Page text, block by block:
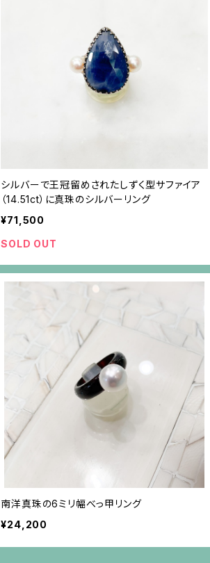
シルバーで王冠留めされたしずく型サファイア
（14.51ct）に真珠のシルバーリング
¥71,500
SOLD OUT
南洋真珠の6ミリ幅べっ甲リング
¥24,200